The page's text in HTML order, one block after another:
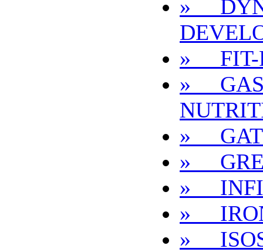
»
» FIT-
»
» GAT
»
»
»
»